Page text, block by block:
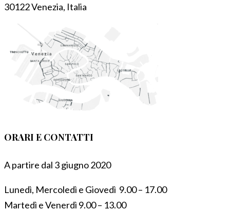
30122 Venezia, Italia
ORARI E CONTATTI
A partire dal 3 giugno 2020
Lunedì, Mercoledì e Giovedì 9.00 – 17.00
Martedì e Venerdì 9.00 – 13.00